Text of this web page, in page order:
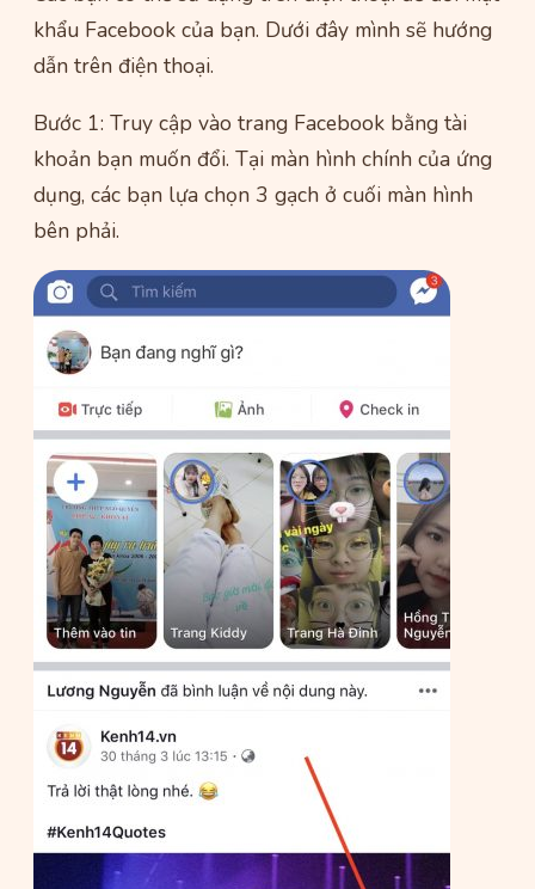
khẩu Facebook của bạn. Dưới đây mình sẽ hướng
dẫn trên điện thoại.
Bước 1: Truy cập vào trang Facebook bằng tài
khoản bạn muốn đổi. Tại màn hình chính của ứng
dụng, các bạn lựa chọn 3 gạch ở cuối màn hình
bên phải.